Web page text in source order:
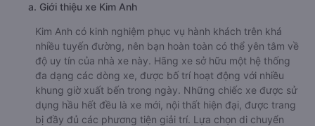
a. Giới thiệu xe Kim Anh
Kim Anh có kinh nghiệm phục vụ hành khách trên khá
nhiều tuyến đường, nên bạn hoàn toàn có thể yên tâm về
độ uy tín của nhà xe này. Hãng xe sở hữu một hệ thống
đa dạng các dòng xe, được bố trí hoạt động với nhiều
khung giờ xuất bến trong ngày. Những chiếc xe được sử
dụng hầu hết đều là xe mới, nội thất hiện đại, được trang
bị đầy đủ các phương tiện giải trí. Lựa chọn di chuyển